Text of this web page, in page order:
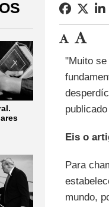
"Muito se
Eis o
Para
mundo,